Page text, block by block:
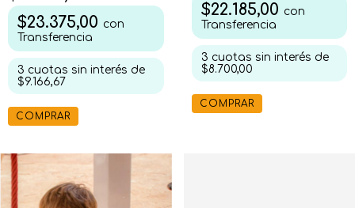
$23.375,00 con
Transferencia
3 cuotas sin interés de
$9.166,67
COMPRAR
$22.185,00 con
Transferencia
3 cuotas sin interés de
$8.700,00
COMPRAR